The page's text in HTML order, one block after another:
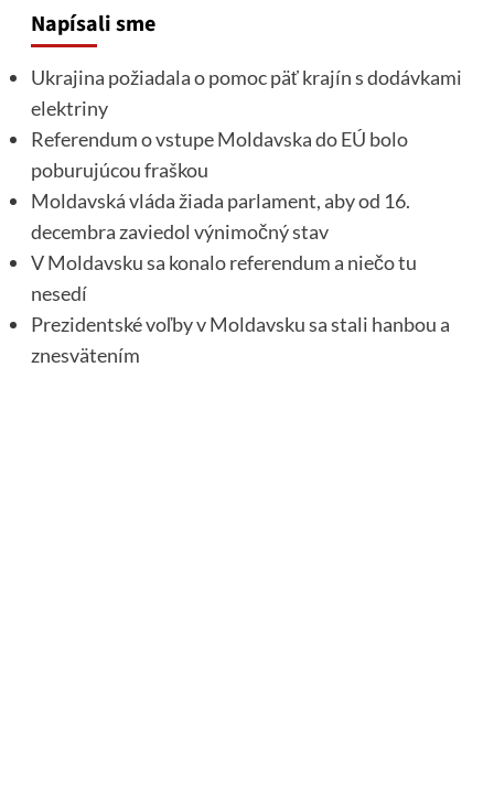
Napísali sme
Ukrajina požiadala o pomoc päť krajín s dodávkami
elektriny
Referendum o vstupe Moldavska do EÚ bolo
poburujúcou fraškou
Moldavská vláda žiada parlament, aby od 16.
decembra zaviedol výnimočný stav
V Moldavsku sa konalo referendum a niečo tu
nesedí
Prezidentské voľby v Moldavsku sa stali hanbou a
znesvätením